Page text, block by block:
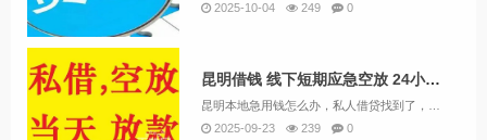
2025-10-04
249 0
昆明借钱 线下短期应急空放 24小时应急借钱
2025-09-23
239 0